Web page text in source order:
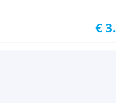
€